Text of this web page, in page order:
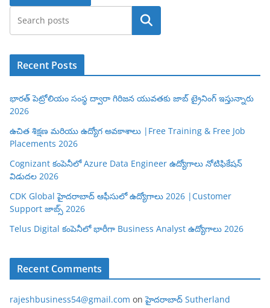
Search
Recent Posts
భారత్ పెట్రోలియం సంస్థ ద్వారా గిరిజన యువతకు జాబ్ ట్రైనింగ్ ఇస్తున్నారు
2026
ఉచిత శిక్షణ మరియు ఉద్యోగ అవకాశాలు |Free Training & Free Job
Placements 2026
Cognizant కంపెనీలో Azure Data Engineer ఉద్యోగాలు నోటిఫికేషన్
విడుదల 2026
CDK Global హైదరాబాద్ ఆఫీసులో ఉద్యోగాలు 2026 |Customer
Support జాబ్స్ 2026
Telus Digital కంపెనీలో భారీగా Business Analyst ఉద్యోగాలు 2026
Recent Comments
rajeshbusiness54@gmail.com onహైదరాబాద్ Sutherland